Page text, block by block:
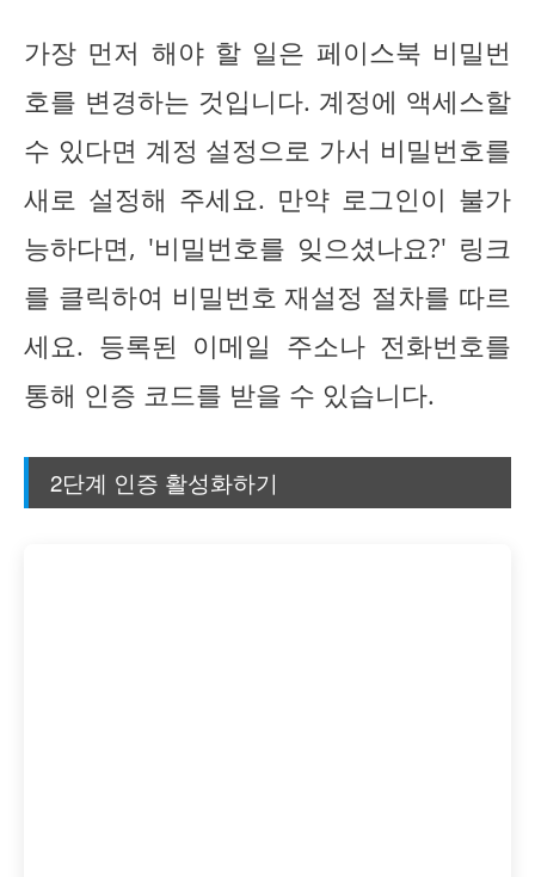
가장 먼저 해야 할 일은 페이스북 비밀번
호를 변경하는 것입니다. 계정에 액세스할
수 있다면 계정 설정으로 가서 비밀번호를
새로 설정해 주세요. 만약 로그인이 불가
능하다면, '비밀번호를 잊으셨나요?' 링크
를 클릭하여 비밀번호 재설정 절차를 따르
세요. 등록된 이메일 주소나 전화번호를
통해 인증 코드를 받을 수 있습니다.
2단계 인증 활성화하기